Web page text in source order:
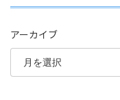
アーカイブ